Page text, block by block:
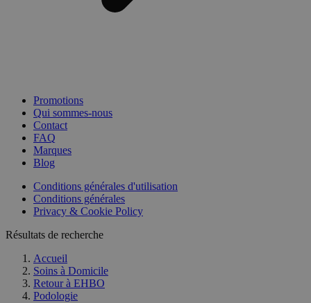
Promotions
Qui sommes-nous
Contact
FAQ
Marques
Blog
Conditions générales d'utilisation
Conditions générales
Privacy & Cookie Policy
Résultats de recherche
Accueil
Soins à Domicile
Retour à EHBO
Podologie